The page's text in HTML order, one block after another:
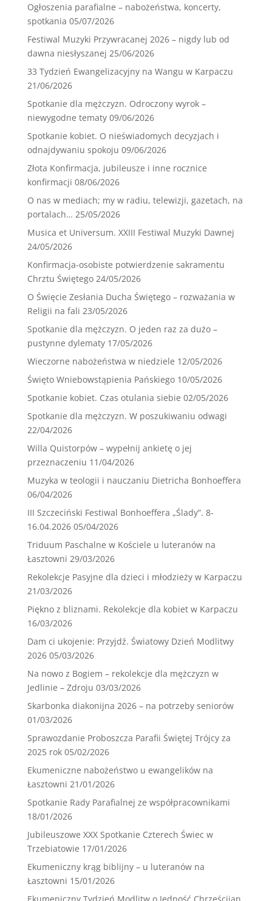
Ogłoszenia parafialne – nabożeństwa, koncerty,
spotkania 05/07/2026
Festiwal Muzyki Przywracanej 2026 – nigdy lub od
dawna niesłyszanej 25/06/2026
33 Tydzień Ewangelizacyjny na Wangu w Karpaczu
21/06/2026
Spotkanie dla mężczyzn. Odroczony wyrok –
niewygodne tematy 09/06/2026
Spotkanie kobiet. O nieświadomych decyzjach i
odnajdywaniu spokoju 09/06/2026
Złota Konfirmacja, jubileusze i inne rocznice
konfirmacji 08/06/2026
O nas w mediach; my w radiu, telewizji, gazetach, na
portalach… 25/05/2026
Musica et Universum. XXIII Festiwal Muzyki Dawnej
24/05/2026
Konfirmacja-osobiste potwierdzenie sakramentu
Chrztu Świętego 24/05/2026
O Święcie Zesłania Ducha Świętego – rozważania w
Religii na fali 23/05/2026
Spotkanie dla mężczyzn. O jeden raz za dużo –
pustynne dylematy 17/05/2026
Wieczorne nabożeństwa w niedziele 12/05/2026
Święto Wniebowstąpienia Pańskiego 10/05/2026
Spotkanie kobiet. Czas otulania siebie 02/05/2026
Spotkanie dla mężczyzn. W poszukiwaniu odwagi
22/04/2026
Willa Quistorpów – wypełnij ankietę o jej
przeznaczeniu 11/04/2026
Muzyka w teologii i nauczaniu Dietricha Bonhoeffera
06/04/2026
III Szczeciński Festiwal Bonhoeffera „Ślady”. 8-
16.04.2026 05/04/2026
Triduum Paschalne w Kościele u luteranów na
Łasztowni 29/03/2026
Rekolekcje Pasyjne dla dzieci i młodzieży w Karpaczu
21/03/2026
Piękno z bliznami. Rekolekcje dla kobiet w Karpaczu
16/03/2026
Dam ci ukojenie: Przyjdź. Światowy Dzień Modlitwy
2026 05/03/2026
Na nowo z Bogiem – rekolekcje dla mężczyzn w
Jedlinie – Zdroju 03/03/2026
Skarbonka diakonijna 2026 – na potrzeby seniorów
01/03/2026
Sprawozdanie Proboszcza Parafii Świętej Trójcy za
2025 rok 05/02/2026
Ekumeniczne nabożeństwo u ewangelików na
Łasztowni 21/01/2026
Spotkanie Rady Parafialnej ze współpracownikami
18/01/2026
Jubileuszowe XXX Spotkanie Czterech Świec w
Trzebiatowie 17/01/2026
Ekumeniczny krąg biblijny – u luteranów na
Łasztowni 15/01/2026